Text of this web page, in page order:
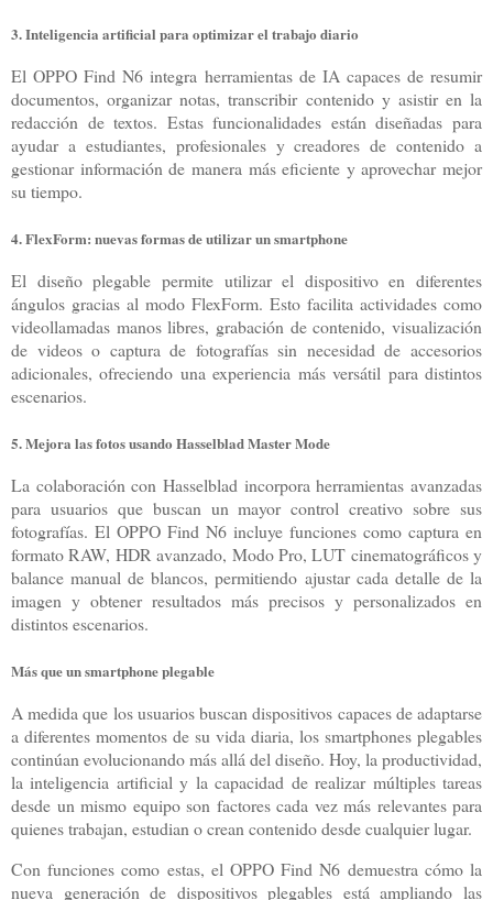
3. Inteligencia artificial para optimizar el trabajo diario
El OPPO Find N6 integra herramientas de IA capaces de resumir
documentos, organizar notas, transcribir contenido y asistir en la
redacción de textos. Estas funcionalidades están diseñadas para
ayudar a estudiantes, profesionales y creadores de contenido a
gestionar información de manera más eficiente y aprovechar mejor
su tiempo.
4. FlexForm: nuevas formas de utilizar un smartphone
El diseño plegable permite utilizar el dispositivo en diferentes
ángulos gracias al modo FlexForm. Esto facilita actividades como
videollamadas manos libres, grabación de contenido, visualización
de videos o captura de fotografías sin necesidad de accesorios
adicionales, ofreciendo una experiencia más versátil para distintos
escenarios.
5. Mejora las fotos usando Hasselblad Master Mode
La colaboración con Hasselblad incorpora herramientas avanzadas
para usuarios que buscan un mayor control creativo sobre sus
fotografías. El OPPO Find N6 incluye funciones como captura en
formato RAW, HDR avanzado, Modo Pro, LUT cinematográficos y
balance manual de blancos, permitiendo ajustar cada detalle de la
imagen y obtener resultados más precisos y personalizados en
distintos escenarios.
Más que un smartphone plegable
A medida que los usuarios buscan dispositivos capaces de adaptarse
a diferentes momentos de su vida diaria, los smartphones plegables
continúan evolucionando más allá del diseño. Hoy, la productividad,
la inteligencia artificial y la capacidad de realizar múltiples tareas
desde un mismo equipo son factores cada vez más relevantes para
quienes trabajan, estudian o crean contenido desde cualquier lugar.
Con funciones como estas, el OPPO Find N6 demuestra cómo la
nueva generación de dispositivos plegables está ampliando las